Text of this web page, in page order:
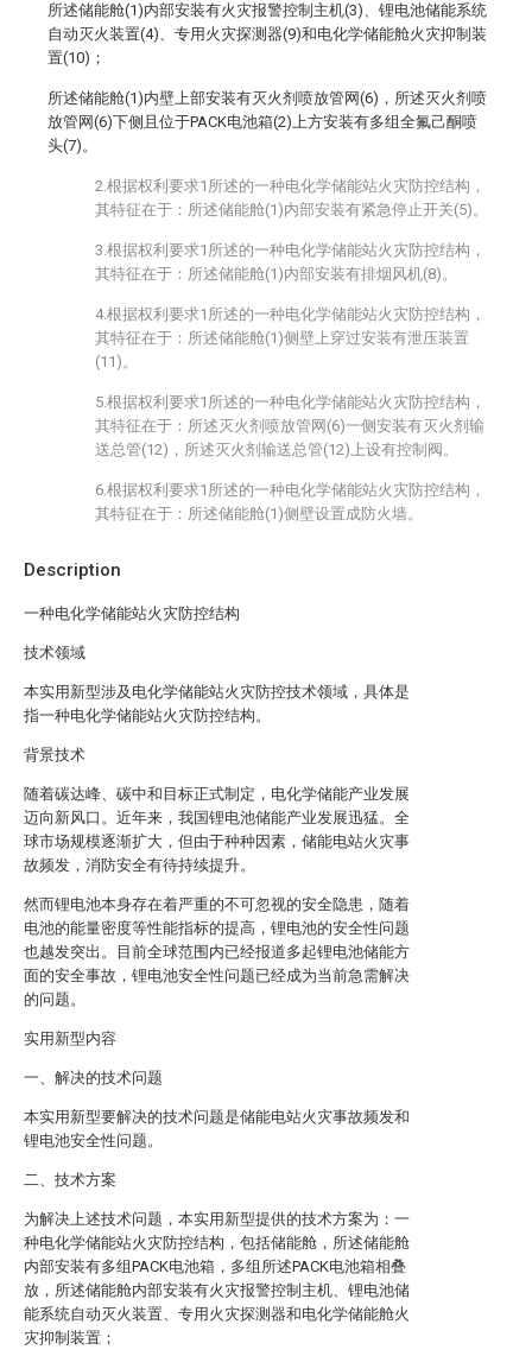
Description
一种电化学储能站火灾防控结构
技术领域
本实用新型涉及电化学储能站火灾防控技术领域，具体是
指一种电化学储能站火灾防控结构。
背景技术
随着碳达峰、碳中和目标正式制定，电化学储能产业发展
迈向新风口。近年来，我国锂电池储能产业发展迅猛。全
球市场规模逐渐扩大，但由于种种因素，储能电站火灾事
故频发，消防安全有待持续提升。
然而锂电池本身存在着严重的不可忽视的安全隐患，随着
电池的能量密度等性能指标的提高，锂电池的安全性问题
也越发突出。目前全球范围内已经报道多起锂电池储能方
面的安全事故，锂电池安全性问题已经成为当前急需解决
的问题。
实用新型内容
一、解决的技术问题
本实用新型要解决的技术问题是储能电站火灾事故频发和
锂电池安全性问题。
二、技术方案
为解决上述技术问题，本实用新型提供的技术方案为：一
种电化学储能站火灾防控结构，包括储能舱，所述储能舱
内部安装有多组PACK电池箱，多组所述PACK电池箱相叠
放，所述储能舱内部安装有火灾报警控制主机、锂电池储
能系统自动灭火装置、专用火灾探测器和电化学储能舱火
灾抑制装置；
所述储能舱(1)内部安装有火灾报警控制主机(3)、锂电池储能系统
自动灭火装置(4)、专用火灾探测器(9)和电化学储能舱火灾抑制装
置(10)；
所述储能舱(1)内壁上部安装有灭火剂喷放管网(6)，所述灭火剂喷
放管网(6)下侧且位于PACK电池箱(2)上方安装有多组全氟己酮喷
头(7)。
2.根据权利要求1所述的一种电化学储能站火灾防控结构，
其特征在于：所述储能舱(1)内部安装有紧急停止开关(5)。
3.根据权利要求1所述的一种电化学储能站火灾防控结构，
其特征在于：所述储能舱(1)内部安装有排烟风机(8)。
4.根据权利要求1所述的一种电化学储能站火灾防控结构，
其特征在于：所述储能舱(1)侧壁上穿过安装有泄压装置
(11)。
5.根据权利要求1所述的一种电化学储能站火灾防控结构，
其特征在于：所述灭火剂喷放管网(6)一侧安装有灭火剂输
送总管(12)，所述灭火剂输送总管(12)上设有控制阀。
6.根据权利要求1所述的一种电化学储能站火灾防控结构，
其特征在于：所述储能舱(1)侧壁设置成防火墙。